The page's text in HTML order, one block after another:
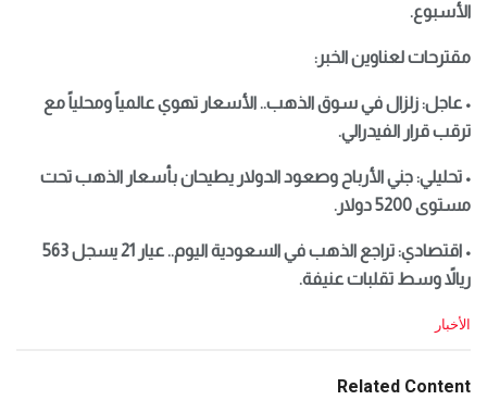
الأسبوع.
مقترحات لعناوين الخبر:
• عاجل: زلزال في سوق الذهب.. الأسعار تهوي عالمياً ومحلياً مع
ترقب قرار الفيدرالي.
• تحليلي: جني الأرباح وصعود الدولار يطيحان بأسعار الذهب تحت
مستوى 5200 دولار.
• اقتصادي: تراجع الذهب في السعودية اليوم.. عيار 21 يسجل 563
ريالاً وسط تقلبات عنيفة.
C
e
الأخبار
Related Content